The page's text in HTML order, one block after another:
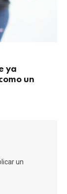
ya
un
un